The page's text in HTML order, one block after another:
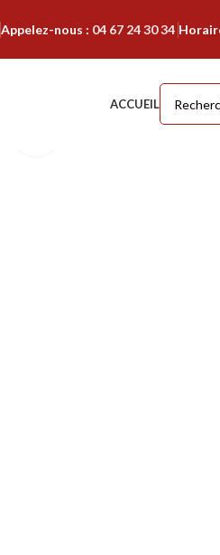
Appelez-nous : 04 67 24 30 34
ACCUEIL